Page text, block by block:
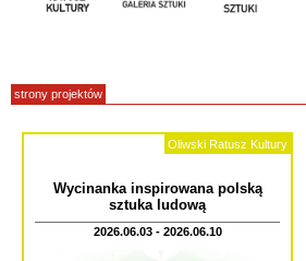
strony projektów
Oliwski Ratusz Kultury
Wycinanka inspirowana polską
sztuka ludową
2026.06.03 - 2026.06.10